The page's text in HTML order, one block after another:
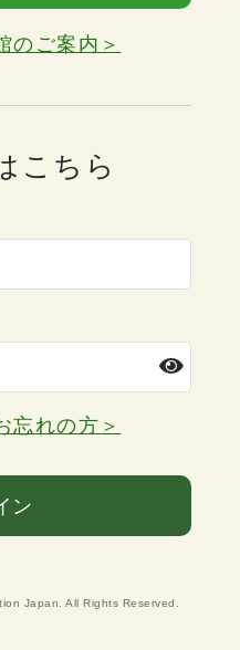
のご案内＞
こちら
忘れの方＞
ン
Japan. All Rights Reserved.